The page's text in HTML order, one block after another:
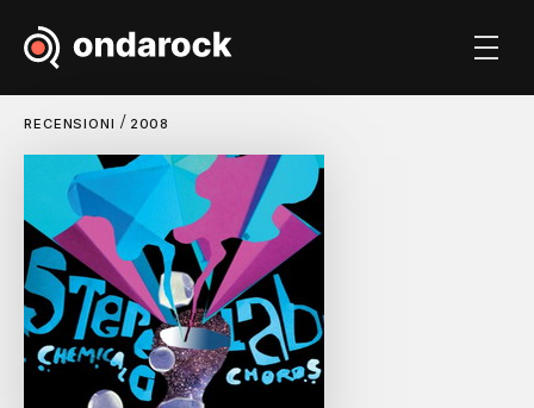
RECENSIONI / 2008